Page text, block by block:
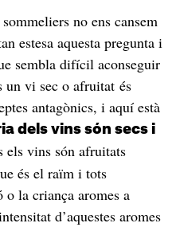
no ens cansem
estesa aquesta pregunta i
sembla difícil aconseguir
un vi sec o afruitat és
antagònics, i aquí està
dels vins són secs i
els vins són afruitats
és el raïm i tots
o la criança aromes a
d’aquestes aromes